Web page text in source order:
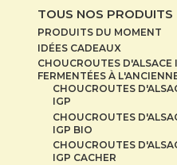
TOUS NOS PRODUITS
PRODUITS DU MOMENT
IDÉES CADEAUX
CHOUCROUTES D'ALSACE
FERMENTÉES À
CHOUCROUTES
IGP
CHOUCROUTES
IGP BIO
CHOUCROUTES
IGP CACHER